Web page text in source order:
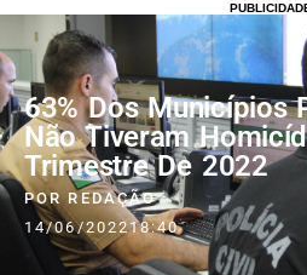
63% Dos Municípios
Não Tiveram
Trimestre De 2022
PORREDAÇÃO
14/06/202218:40